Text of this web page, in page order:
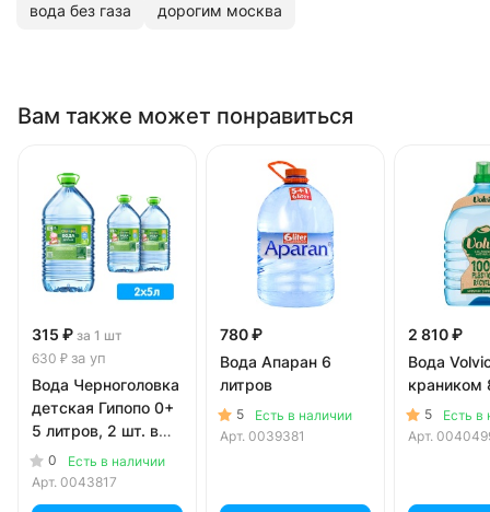
вода без газа дорогим москва
Вам также может понравиться
315 ₽ за 1 шт
630 ₽ за уп
Вода Черноголовка
детская Гипопо 0+
5 литров, 2 шт. в
уп.0
Есть в наличии
Арт. 0043817
780 ₽
Вода Апаран 6
литров
5
Есть в наличии
Арт. 0039381
2 810 ₽
Вода
краником
5
Есть в
Арт.